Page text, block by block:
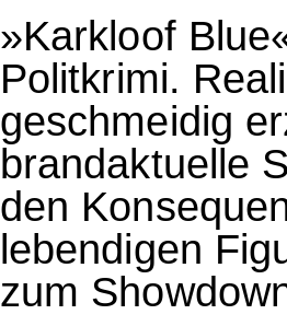
»Karkloof
Politkrimi.
geschmeidig
brandaktuelle
den
lebendigen
zum